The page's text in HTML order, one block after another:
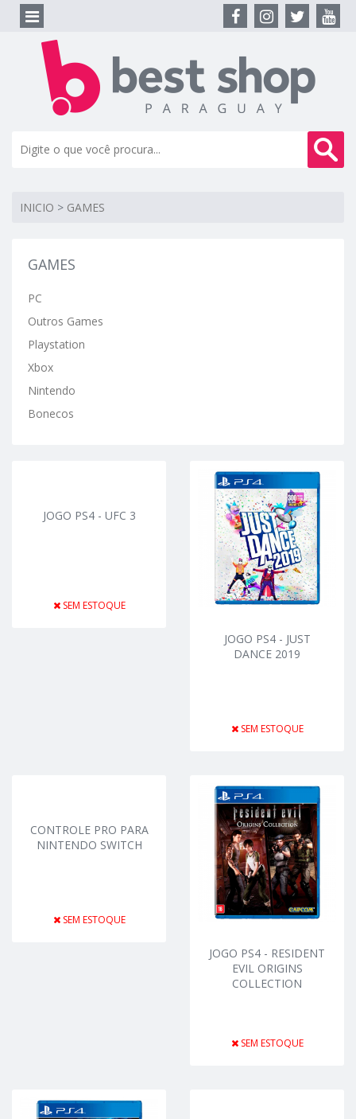
INICIO > GAMES
GAMES
PC
Outros Games
Playstation
Xbox
Nintendo
Bonecos
JOGO PS4 - UFC 3
SEM ESTOQUE
JOGO PS4 - JUST
DANCE 2019
SEM ESTOQUE
CONTROLE PRO PARA
NINTENDO SWITCH
SEM ESTOQUE
JOGO PS4 - RESIDENT
EVIL ORIGINS
COLLECTION
SEM ESTOQUE